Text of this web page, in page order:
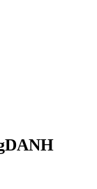
DANH